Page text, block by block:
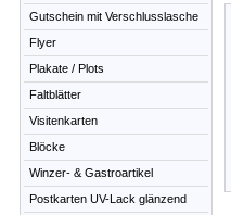
Gutschein mit Verschlusslasche
Flyer
Plakate / Plots
Faltblätter
Visitenkarten
Blöcke
Winzer- & Gastroartikel
Postkarten UV-Lack glänzend